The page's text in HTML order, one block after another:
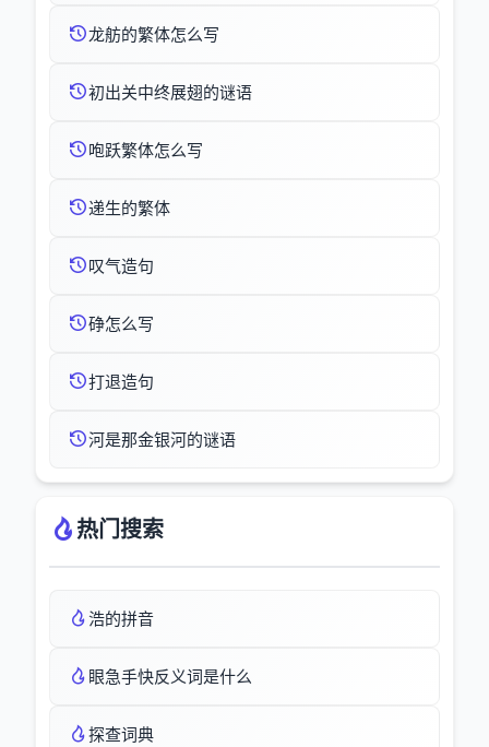
龙舫的繁体怎么写
初出关中终展翅的谜语
咆跃繁体怎么写
递生的繁体
叹气造句
碀怎么写
打退造句
河是那金银河的谜语
热门搜索
浩的拼音
眼急手快反义词是什么
探查词典